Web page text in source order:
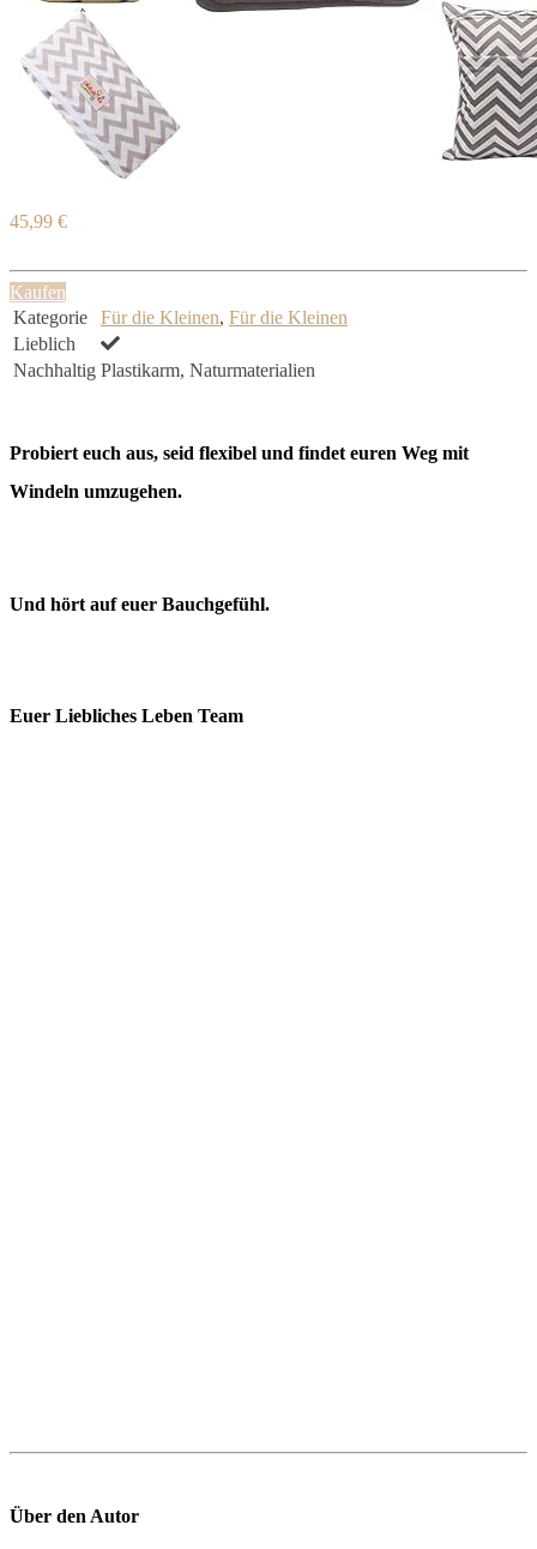
45,99 €
Kaufen
Kategorie
Für die Kleinen, Für die Kleinen
Lieblich
Nachhaltig Plastikarm, Naturmaterialien
Probiert euch aus, seid flexibel und findet euren Weg mit
Windeln umzugehen.
Und hört auf euer Bauchgefühl.
Euer Liebliches Leben Team
Über den Autor